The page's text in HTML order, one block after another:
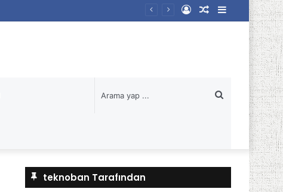
Kenar
Bölmesi
Rastgele
Kayıt
...
teknoban Tarafından